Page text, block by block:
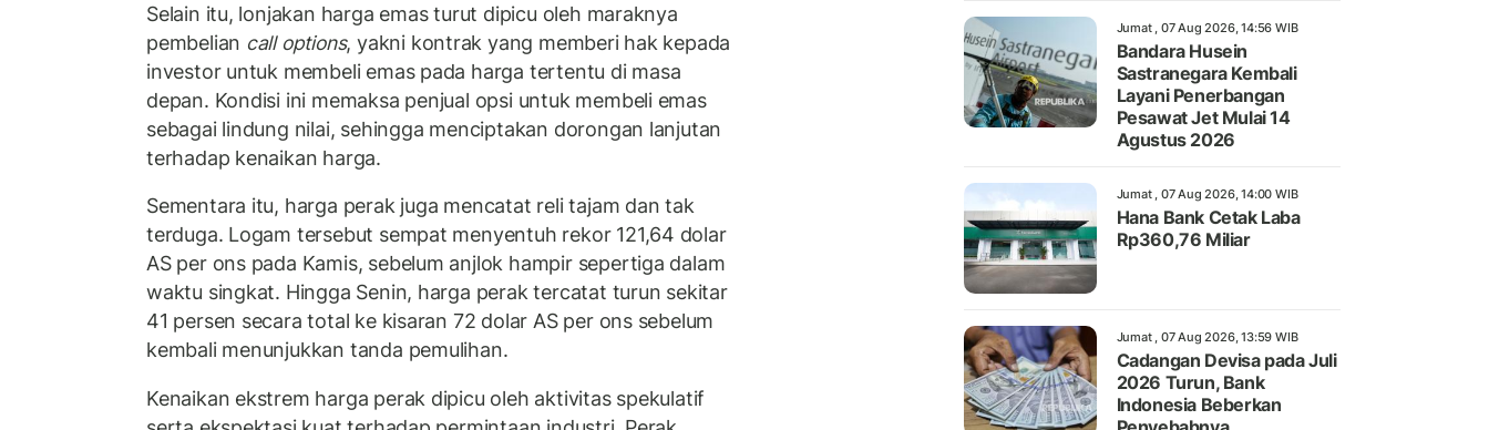
Selain itu, lonjakan harga emas turut dipicu oleh maraknya
pembelian call options, yakni kontrak yang memberi hak kepada
investor untuk membeli emas pada harga tertentu di masa
depan. Kondisi ini memaksa penjual opsi untuk membeli emas
sebagai lindung nilai, sehingga menciptakan dorongan lanjutan
terhadap kenaikan harga.
Sementara itu, harga perak juga mencatat reli tajam dan tak
terduga. Logam tersebut sempat menyentuh rekor 121,64 dolar
AS per ons pada Kamis, sebelum anjlok hampir sepertiga dalam
waktu singkat. Hingga Senin, harga perak tercatat turun sekitar
41 persen secara total ke kisaran 72 dolar AS per ons sebelum
kembali menunjukkan tanda pemulihan.
Kenaikan ekstrem harga perak dipicu oleh aktivitas spekulatif
Jumat , 07 Aug 2026, 14:56 WIB
Bandara Husein
Sastranegara Kembali
Layani Penerbangan
Pesawat Jet Mulai 14
Agustus 2026
Jumat , 07 Aug 2026, 14:00 WIB
Hana Bank Cetak Laba
Rp360,76 Miliar
Jumat , 07 Aug 2026, 13:59 WIB
Cadangan Devisa pada Juli
2026 Turun, Bank
Indonesia Beberkan